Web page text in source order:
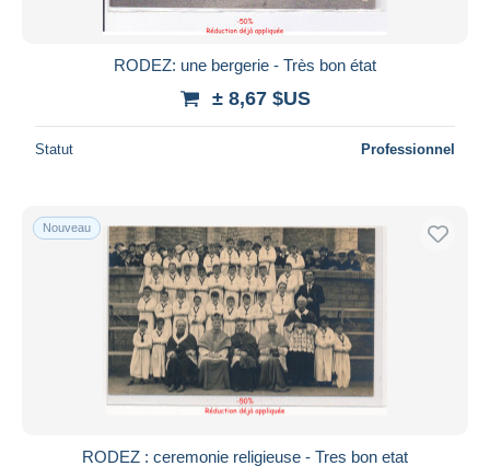
RODEZ: une bergerie - Très bon état
± 8,67 $US
Statut Professionnel
Nouveau
RODEZ : ceremonie religieuse - Tres bon etat